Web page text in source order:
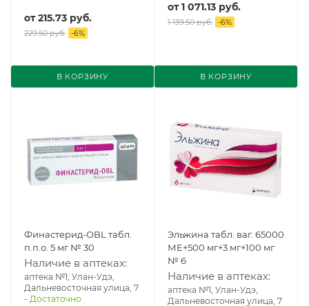
от215.73 руб.
229.50 руб. -6%
В КОРЗИНУ
от1 071.13 руб.
1 139.50 руб. -6%
В КОРЗИНУ
Финастерид-OBL табл.
п.п.о. 5 мг № 30
Наличие в аптеках:
аптека №1, Улан-Удэ,
Дальневосточная улица, 7
- Достаточно
Эльжина табл. ваг. 65000
МЕ+500 мг+3 мг+100 мг
№ 6
Наличие в аптеках:
аптека №1, Улан-Удэ,
Дальневосточная улица, 7